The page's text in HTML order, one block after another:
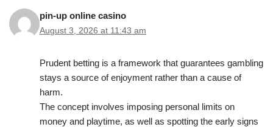
pin-up online casino
August 3, 2026 at 11:43 am
Prudent betting is a framework that guarantees gambling
stays a source of enjoyment rather than a cause of
harm.
The concept involves imposing personal limits on
money and playtime, as well as spotting the early signs